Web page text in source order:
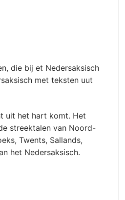
die bij et Nedersaksisch
met teksten uut
uit het hart komt. Het
streektalen van Noord-
Twents, Sallands,
het Nedersaksisch.